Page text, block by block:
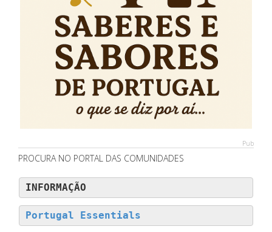
Pub
PROCURA NO PORTAL DAS COMUNIDADES
INFORMAÇÃO
Portugal Essentials